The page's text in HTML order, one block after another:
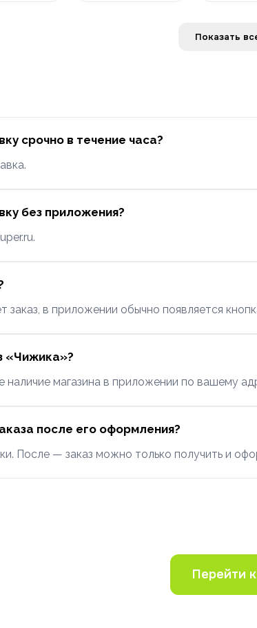
срочно в течение часа?
без приложения?
заказ, в приложении обычно появляется
«Чижика»?
наличие магазина в приложении по вашему
после его оформления?
После — заказ можно только получить и
Перейти